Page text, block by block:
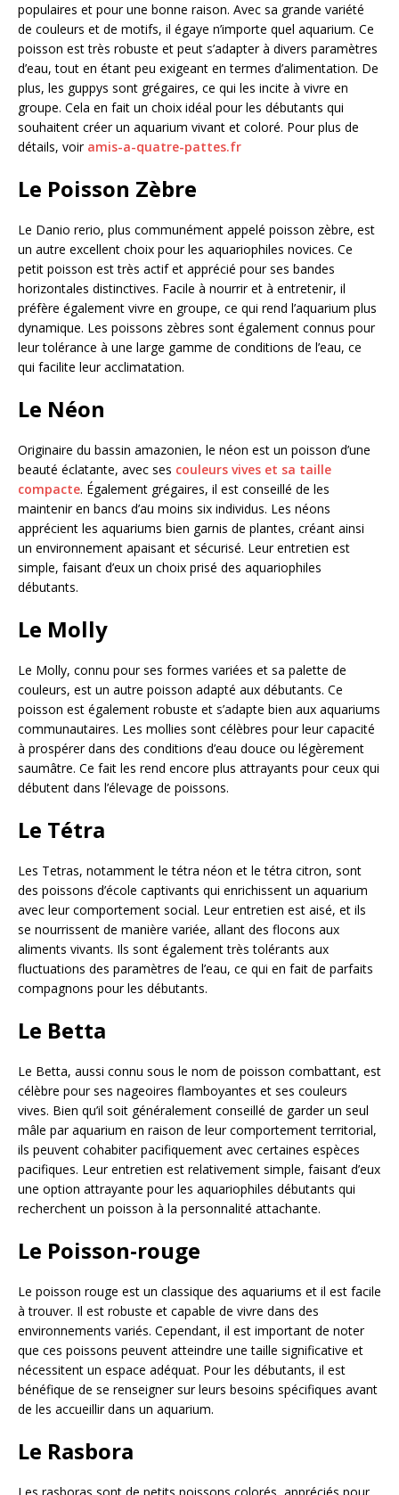
populaires et pour une bonne raison. Avec sa grande variété
de couleurs et de motifs, il égaye n’importe quel aquarium. Ce
poisson est très robuste et peut s’adapter à divers paramètres
d’eau, tout en étant peu exigeant en termes d’alimentation. De
plus, les guppys sont grégaires, ce qui les incite à vivre en
groupe. Cela en fait un choix idéal pour les débutants qui
souhaitent créer un aquarium vivant et coloré. Pour plus de
détails, voir amis-a-quatre-pattes.fr
Le Poisson Zèbre
Le Danio rerio, plus communément appelé poisson zèbre, est
un autre excellent choix pour les aquariophiles novices. Ce
petit poisson est très actif et apprécié pour ses bandes
horizontales distinctives. Facile à nourrir et à entretenir, il
préfère également vivre en groupe, ce qui rend l’aquarium plus
dynamique. Les poissons zèbres sont également connus pour
leur tolérance à une large gamme de conditions de l’eau, ce
qui facilite leur acclimatation.
Le Néon
Originaire du bassin amazonien, le néon est un poisson d’une
beauté éclatante, avec ses couleurs vives et sa taille
compacte. Également grégaires, il est conseillé de les
maintenir en bancs d’au moins six individus. Les néons
apprécient les aquariums bien garnis de plantes, créant ainsi
un environnement apaisant et sécurisé. Leur entretien est
simple, faisant d’eux un choix prisé des aquariophiles
débutants.
Le Molly
Le Molly, connu pour ses formes variées et sa palette de
couleurs, est un autre poisson adapté aux débutants. Ce
poisson est également robuste et s’adapte bien aux aquariums
communautaires. Les mollies sont célèbres pour leur capacité
à prospérer dans des conditions d’eau douce ou légèrement
saumâtre. Ce fait les rend encore plus attrayants pour ceux qui
débutent dans l’élevage de poissons.
Le Tétra
Les Tetras, notamment le tétra néon et le tétra citron, sont
des poissons d’école captivants qui enrichissent un aquarium
avec leur comportement social. Leur entretien est aisé, et ils
se nourrissent de manière variée, allant des flocons aux
aliments vivants. Ils sont également très tolérants aux
fluctuations des paramètres de l’eau, ce qui en fait de parfaits
compagnons pour les débutants.
Le Betta
Le Betta, aussi connu sous le nom de poisson combattant, est
célèbre pour ses nageoires flamboyantes et ses couleurs
vives. Bien qu’il soit généralement conseillé de garder un seul
mâle par aquarium en raison de leur comportement territorial,
ils peuvent cohabiter pacifiquement avec certaines espèces
pacifiques. Leur entretien est relativement simple, faisant d’eux
une option attrayante pour les aquariophiles débutants qui
recherchent un poisson à la personnalité attachante.
Le Poisson-rouge
Le poisson rouge est un classique des aquariums et il est facile
à trouver. Il est robuste et capable de vivre dans des
environnements variés. Cependant, il est important de noter
que ces poissons peuvent atteindre une taille significative et
nécessitent un espace adéquat. Pour les débutants, il est
bénéfique de se renseigner sur leurs besoins spécifiques avant
de les accueillir dans un aquarium.
Le Rasbora